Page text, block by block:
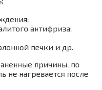
антифриза;
печки и др.
причины, по
не нагревается после